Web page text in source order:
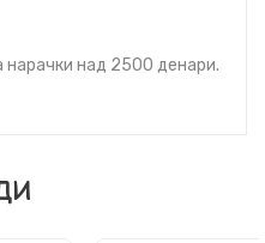
над 2500 денари.